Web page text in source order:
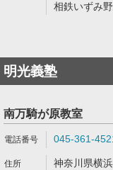
相鉄いずみ
明光義塾
南万騎が原教室
045-361-
神奈川県横